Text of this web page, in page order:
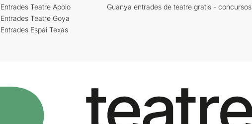
Entrades Teatre Apolo
Entrades Teatre Goya
Entrades Espai Texas
Guanya entrades de teatre gratis - concursos